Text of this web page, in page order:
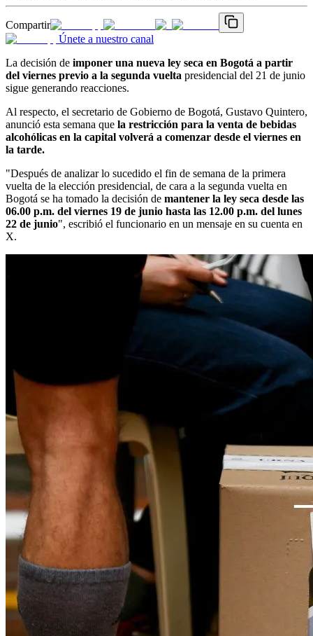
Compartir
Únete a nuestro canal
La decisión de imponer una nueva ley seca en Bogotá a partir
del viernes previo a la segunda vuelta presidencial del 21 de junio
sigue generando reacciones.
Al respecto, el secretario de Gobierno de Bogotá, Gustavo Quintero,
anunció esta semana que la restricción para la venta de bebidas
alcohólicas en la capital volverá a comenzar desde el viernes en
la tarde.
"Después de analizar lo sucedido el fin de semana de la primera
vuelta de la elección presidencial, de cara a la segunda vuelta en
Bogotá se ha tomado la decisión de mantener la ley seca desde las
06.00 p.m. del viernes 19 de junio hasta las 12.00 p.m. del lunes
22 de junio", escribió el funcionario en un mensaje en su cuenta en
X.